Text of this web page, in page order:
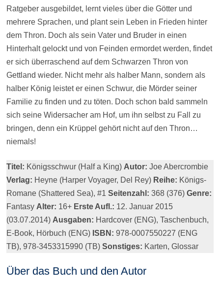
Ratgeber ausgebildet, lernt vieles über die Götter und
mehrere Sprachen, und plant sein Leben in Frieden hinter
dem Thron. Doch als sein Vater und Bruder in einen
Hinterhalt gelockt und von Feinden ermordet werden, findet
er sich überraschend auf dem Schwarzen Thron von
Gettland wieder. Nicht mehr als halber Mann, sondern als
halber König leistet er einen Schwur, die Mörder seiner
Familie zu finden und zu töten. Doch schon bald sammeln
sich seine Widersacher am Hof, um ihn selbst zu Fall zu
bringen, denn ein Krüppel gehört nicht auf den Thron…
niemals!
Titel: Königsschwur (Half a King) Autor: Joe Abercrombie
Verlag: Heyne (Harper Voyager, Del Rey) Reihe: Königs-
Romane (Shattered Sea), #1 Seitenzahl: 368 (376) Genre:
Fantasy Alter: 16+ Erste Aufl.: 12. Januar 2015
(03.07.2014) Ausgaben: Hardcover (ENG), Taschenbuch,
E-Book, Hörbuch (ENG) ISBN: 978-0007550227 (ENG
TB), 978-3453315990 (TB) Sonstiges: Karten, Glossar
Über das Buch und den Autor